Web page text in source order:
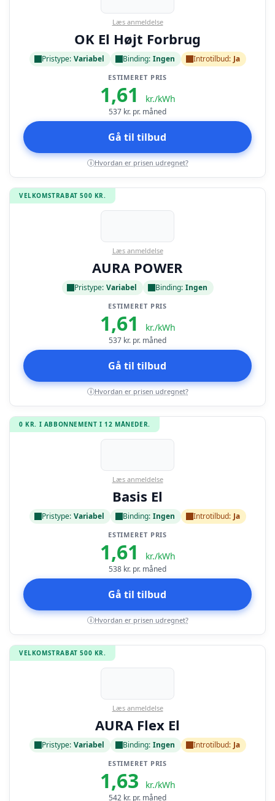
Læs anmeldelse
OK El Højt Forbrug
Pristype: Variabel Binding: Ingen Introtilbud: Ja
ESTIMERET PRIS
1,61 kr./kWh
537 kr. pr. måned
Gå til tilbud
i Hvordan er prisen udregnet?
VELKOMSTRABAT 500 KR.
Læs anmeldelse
AURA POWER
Pristype: Variabel Binding: Ingen
ESTIMERET PRIS
1,61 kr./kWh
537 kr. pr. måned
Gå til tilbud
i Hvordan er prisen udregnet?
0 KR. I ABBONNEMENT I 12 MÅNEDER.
Læs anmeldelse
Basis El
Pristype: Variabel Binding: Ingen Introtilbud: Ja
ESTIMERET PRIS
1,61 kr./kWh
538 kr. pr. måned
Gå til tilbud
i Hvordan er prisen udregnet?
VELKOMSTRABAT 500 KR.
Læs anmeldelse
AURA Flex El
Pristype: Variabel Binding: Ingen Introtilbud: Ja
ESTIMERET PRIS
1,63 kr./kWh
542 kr. pr. måned